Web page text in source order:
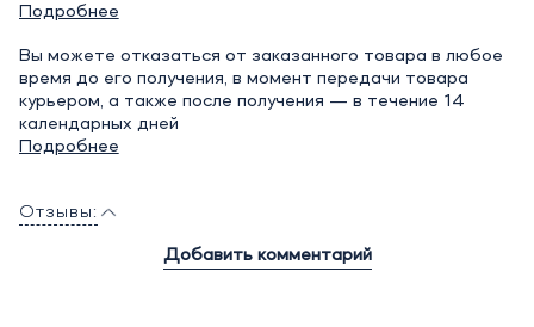
Подробнее
Вы можете отказаться от заказанного товара в любое
время до его получения, в момент передачи товара
курьером, а также после получения — в течение 14
календарных дней
Подробнее
Отзывы:
Добавить комментарий